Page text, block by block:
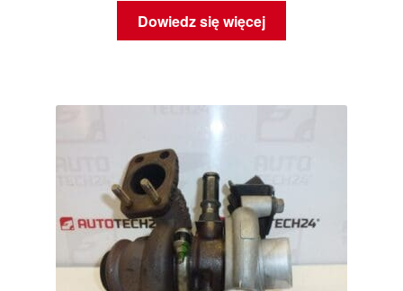
Dowiedz się więcej